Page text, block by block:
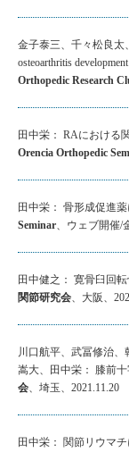
金子泰三、千々松良太
osteoarthritis
Orthopedic Research
田中栄： RAにおける
Orencia Orthopedic
田中栄： 骨形成促進
Seminar、ウェブ開催/
田中健之： 寛骨臼回
関節研究会、大阪、
川口航平、武冨修治、
嵩大、田中栄： 膝前
会、埼玉、2021.11.20
田中栄： 関節リウマ